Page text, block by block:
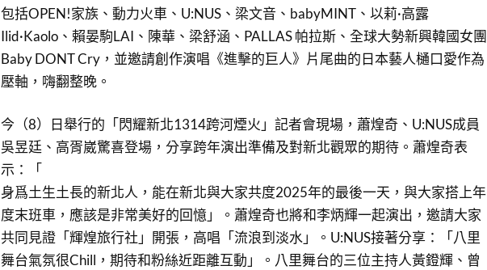
包括OPEN!家族、動力火車、U:NUS、梁文音、babyMINT、以莉·高露
Ilid·Kaolo、賴晏駒LAI、陳華、梁舒涵、PALLAS 帕拉斯、全球大勢新興韓國女團
Baby DONT Cry，並邀請創作演唱《進擊的巨人》片尾曲的日本藝人樋口愛作為
壓軸，嗨翻整晚。
今（8）日舉行的「閃耀新北1314跨河煙火」記者會現場，蕭煌奇、U:NUS成員
吳昱廷、高胥崴驚喜登場，分享跨年演出準備及對新北觀眾的期待。蕭煌奇表
示：「
身爲土生土長的新北人，能在新北與大家共度2025年的最後一天，與大家搭上年
度末班車，應該是非常美好的回憶」。蕭煌奇也將和李炳輝一起演出，邀請大家
共同見證「輝煌旅行社」開張，高唱「流浪到淡水」。U:NUS接著分享：「八里
舞台氣氛很Chill，期待和粉絲近距離互動」。八里舞台的三位主持人黃鐙輝、曾